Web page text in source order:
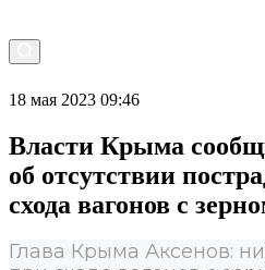
18 мая 2023 09:46
Власти Крыма
об отсутствии
схода вагонов с
Глава Крыма Аксенов: